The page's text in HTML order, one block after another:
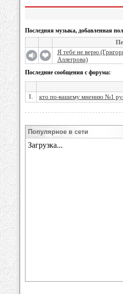
Последняя музыка, добавленная
Я тебе не верю
Аллегрова)
Последние сообщения с форума:
1. кто по-вашему мнению №1
Популярное в сети